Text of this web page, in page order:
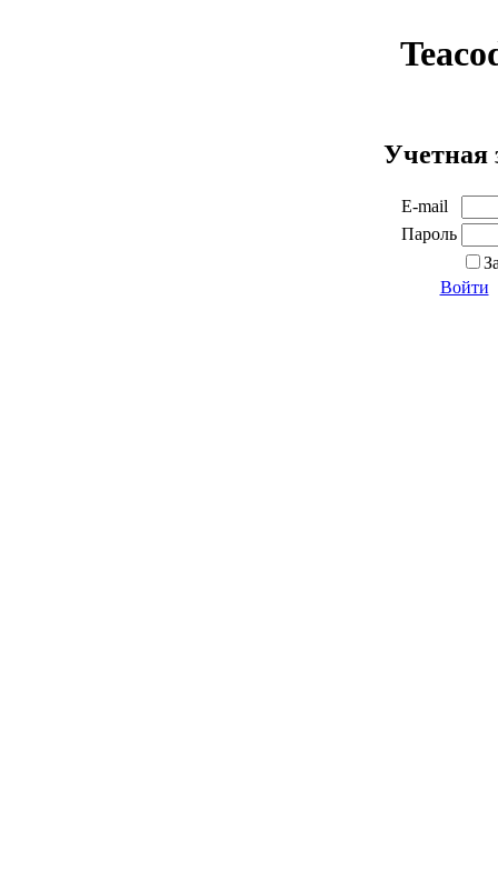
Учетная
E-mail
Пароль
Войти